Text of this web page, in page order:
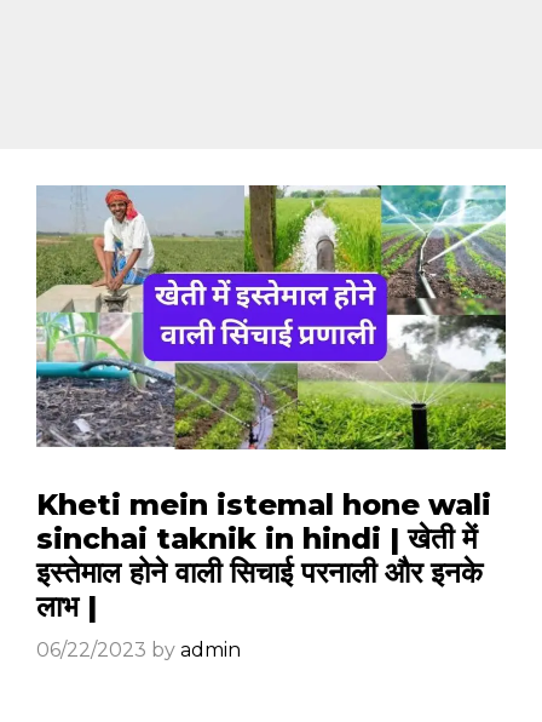
Kheti mein istemal hone wali
sinchai taknik in hindi | खेती में
इस्तेमाल होने वाली सिचाई परनाली और इनके
लाभ |
06/22/2023 by admin